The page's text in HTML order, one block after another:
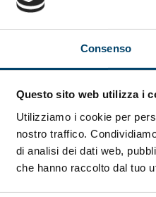
Consenso
Questo sito web utilizza i
Utilizziamo i cookie per
nostro traffico.
di analisi dei dati web,
che hanno raccolto dal tuo
CORRELATE